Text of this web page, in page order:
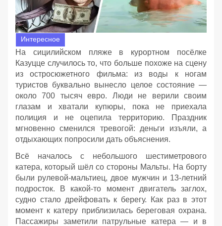
Интересное
На сицилийском пляже в курортном посёлке
Казуцце случилось то, что больше похоже на сцену
из остросюжетного фильма: из воды к ногам
туристов буквально вынесло целое состояние —
около 700 тысяч евро. Люди не верили своим
глазам и хватали купюры, пока не приехала
полиция и не оцепила территорию. Праздник
мгновенно сменился тревогой: деньги изъяли, а
отдыхающих попросили дать объяснения.
Всё началось с небольшого шестиметрового
катера, который шёл со стороны Мальты. На борту
были рулевой‑мальтиец, двое мужчин и 13‑летний
подросток. В какой‑то момент двигатель заглох,
судно стало дрейфовать к берегу. Как раз в этот
момент к катеру приблизилась береговая охрана.
Пассажиры заметили патрульные катера — и в